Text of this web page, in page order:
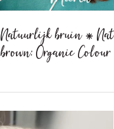
Natuurlijk bruin ⁕
brown: Organic